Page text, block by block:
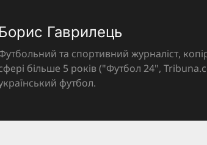
Борис Гаврилець
та спортивний журналіст,
більше 5 років ("Футбол 24",
футбол.